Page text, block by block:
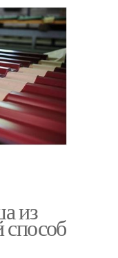
из
способ